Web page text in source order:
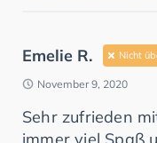
Emelie R. Nicht
November 9, 2020
Sehr zufrieden
immer viel Spaß